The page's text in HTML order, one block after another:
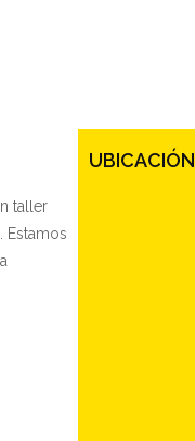
taller
Estamos
UBICACIÓN